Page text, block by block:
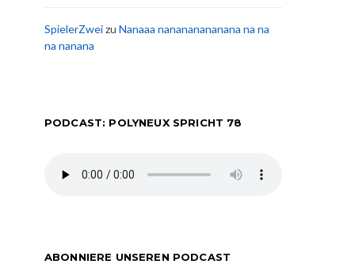
SpielerZweizu Nanaaa nanananananana na na
na nanana
PODCAST: POLYNEUX SPRICHT 78
ABONNIERE UNSEREN PODCAST